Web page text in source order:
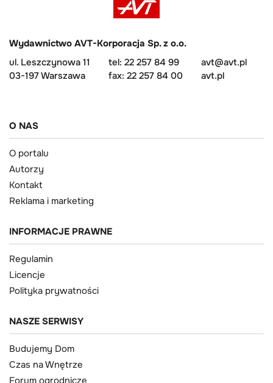
Wydawnictwo AVT-Korporacja Sp. z o.o.
ul. Leszczynowa 11
03-197 Warszawa
tel: 22 257 84 99
fax: 22 257 84 00
avt@avt.pl
avt.pl
O NAS
O portalu
Autorzy
Kontakt
Reklama i marketing
INFORMACJE PRAWNE
Regulamin
Licencje
Polityka prywatności
NASZE SERWISY
Budujemy Dom
Czas na Wnętrze